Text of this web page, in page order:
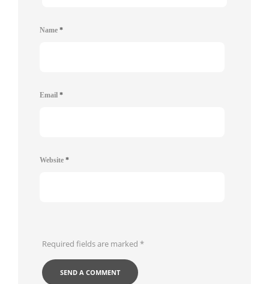
Name *
Email *
Website *
Required fields are marked *